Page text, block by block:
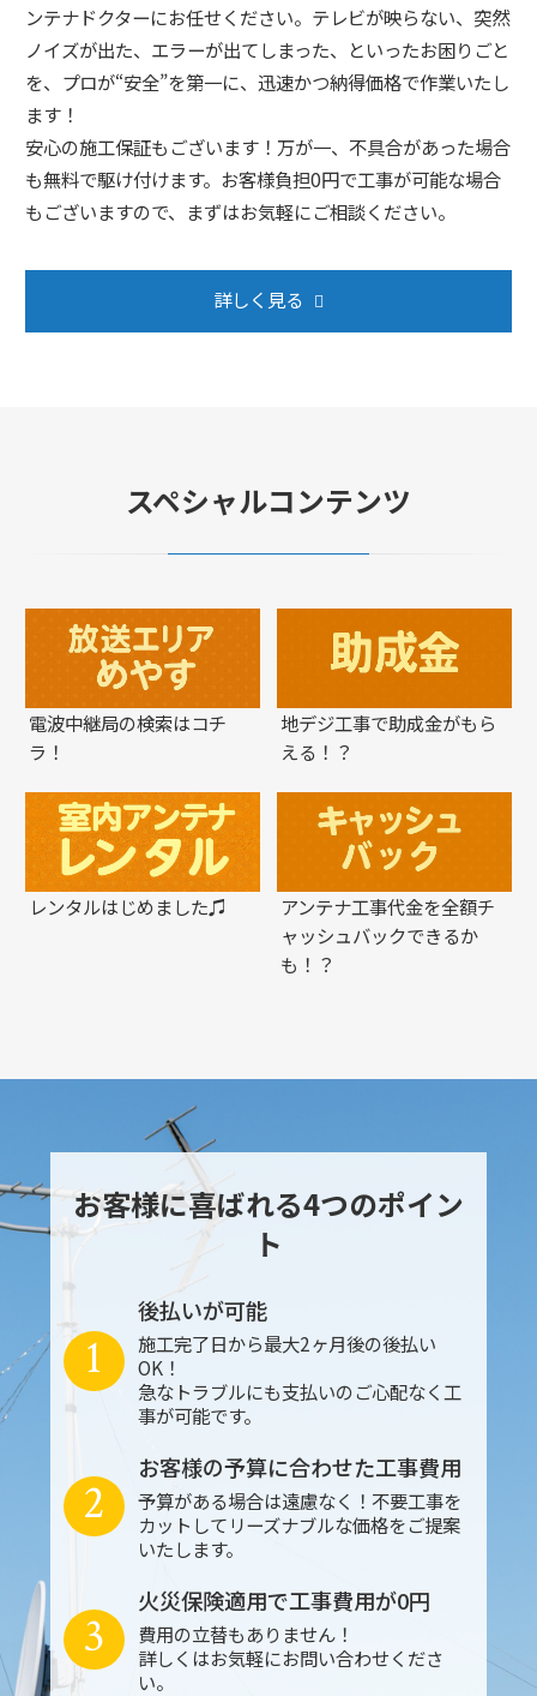
ンテナドクターにお任せください。テレビが映らない、突然
ノイズが出た、エラーが出てしまった、といったお困りごと
を、プロが“安全”を第一に、迅速かつ納得価格で作業いたし
ます！
安心の施工保証もございます！万が一、不具合があった場合
も無料で駆け付けます。お客様負担0円で工事が可能な場合
もございますので、まずはお気軽にご相談ください。
詳しく見る
スペシャルコンテンツ
電波中継局の検索はコチ
ラ！
地デジ工事で助成金がもら
える！？
レンタルはじめました♫
アンテナ工事代金を全額チ
ャッシュバックできるか
も！？
お客様に喜ばれる4つのポイン
ト
後払いが可能
施工完了日から最大2ヶ月後の後払い
OK！
急なトラブルにも支払いのご心配なく工
事が可能です。
1
お客様の予算に合わせた工事費用
予算がある場合は遠慮なく！不要工事を
カットしてリーズナブルな価格をご提案
いたします。
2
火災保険適用で工事費用が0円
費用の立替もありません！
詳しくはお気軽にお問い合わせくださ
い。
3